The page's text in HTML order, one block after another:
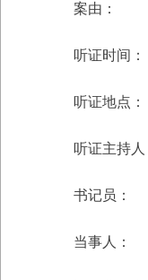
案由：
听证时
听证地点：
听证主持
书记员
当事人